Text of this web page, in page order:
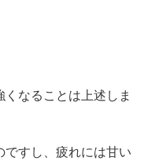
なることは上述しま
ですし、疲れには甘い